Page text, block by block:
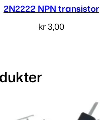
2N2222 NPN transistor
kr3,00